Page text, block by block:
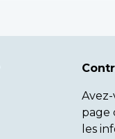
page
les